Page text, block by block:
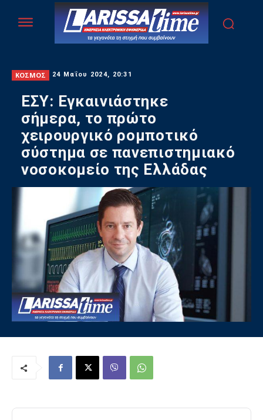
ΚΟΣΜΟΣ 24 Μαΐου 2024, 20:31
ΕΣΥ: Εγκαινιάστηκε
σήμερα, το πρώτο
χειρουργικό ρομποτικό
σύστημα σε πανεπιστημιακό
νοσοκομείο της Ελλάδας